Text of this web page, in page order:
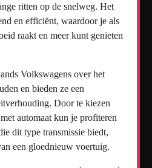
ritten op de snelweg. Het
en efficiënt, waardoor je als
raakt en meer kunt genieten
Volkswagens over het
en bieden ze een
Door te kiezen
automaat kun je profiteren
dit type transmissie biedt,
een gloednieuw voertuig.